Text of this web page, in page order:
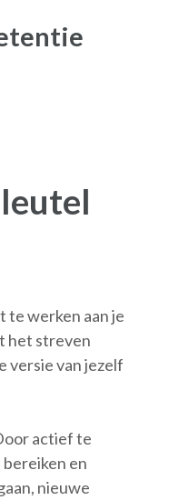
te werken aan je
het streven
versie van jezelf
actief te
en
nieuwe